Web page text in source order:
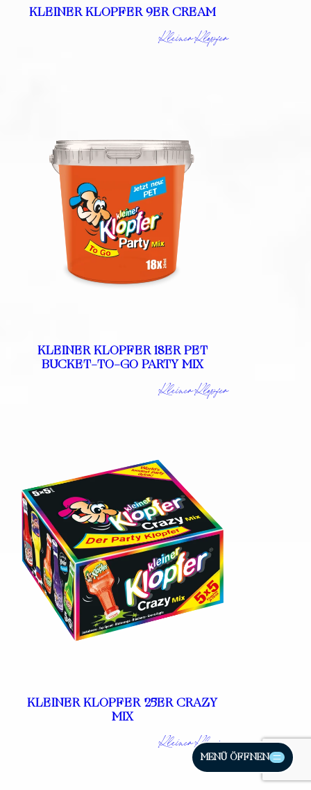
KLEINER KLOPFER 9ER CREAM
Kleiner Klopfer
KLEINER KLOPFER 18ER PET
BUCKET-TO-GO PARTY MIX
Kleiner Klopfer
KLEINER KLOPFER 25ER CRAZY
MIX
Kleiner Klopfer